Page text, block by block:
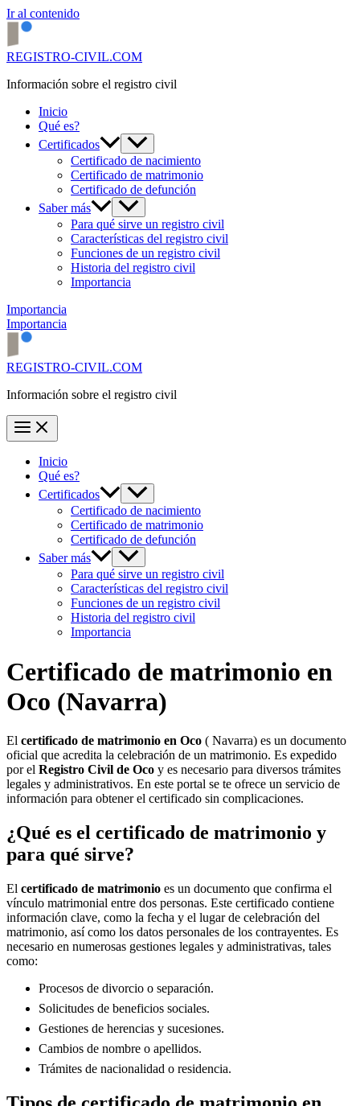
Ir al contenido
REGISTRO-CIVIL.COM
Información sobre el registro civil
Inicio
Qué es?
Certificados
Certificado de nacimiento
Certificado de matrimonio
Certificado de defunción
Saber más
Para qué sirve un registro civil
Características del registro civil
Funciones de un registro civil
Historia del registro civil
Importancia
Importancia
Importancia
REGISTRO-CIVIL.COM
Información sobre el registro civil
Inicio
Qué es?
Certificados
Certificado de nacimiento
Certificado de matrimonio
Certificado de defunción
Saber más
Para qué sirve un registro civil
Características del registro civil
Funciones de un registro civil
Historia del registro civil
Importancia
Certificado de matrimonio en
Oco (Navarra)
El certificado de matrimonio en Oco ( Navarra) es un documento
oficial que acredita la celebración de un matrimonio. Es expedido
por el Registro Civil de Oco y es necesario para diversos trámites
legales y administrativos. En este portal se te ofrece un servicio de
información para obtener el certificado sin complicaciones.
¿Qué es el certificado de matrimonio y
para qué sirve?
El certificado de matrimonio es un documento que confirma el
vínculo matrimonial entre dos personas. Este certificado contiene
información clave, como la fecha y el lugar de celebración del
matrimonio, así como los datos personales de los contrayentes. Es
necesario en numerosas gestiones legales y administrativas, tales
como:
Procesos de divorcio o separación.
Solicitudes de beneficios sociales.
Gestiones de herencias y sucesiones.
Cambios de nombre o apellidos.
Trámites de nacionalidad o residencia.